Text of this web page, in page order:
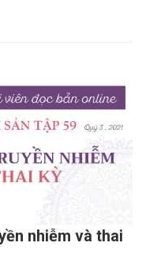
nhiễm và thai